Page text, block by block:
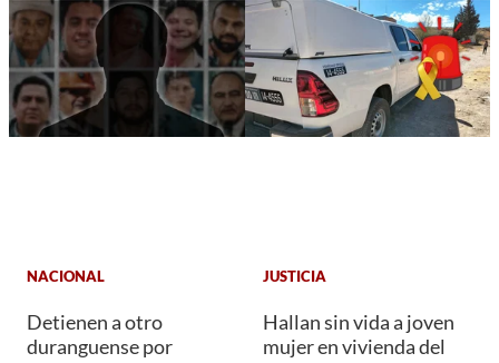
NACIONAL
Detienen a otro
duranguense por
JUSTICIA
Hallan sin vida a joven
mujer en vivienda del